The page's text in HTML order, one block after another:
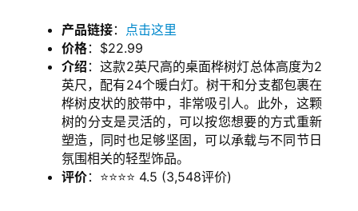
产品链接： 点击这里
价格：$22.99
介绍 ：这款2英尺高的桌面桦树灯总体高度为2
英尺，配有24个暖白灯。树干和分支都包裹在
桦树皮状的胶带中，非常吸引人。此外，这颗
树的分支是灵活的，可以按您想要的方式重新
塑造，同时也足够坚固，可以承载与不同节日
氛围相关的轻型饰品。
评价：⭐⭐⭐⭐ 4.5 (3,548评价)